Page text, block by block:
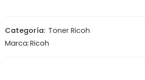
Categoría: Toner Ricoh
Marca:Ricoh